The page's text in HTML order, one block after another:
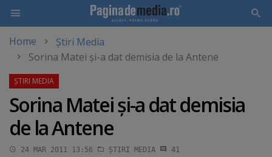
main
Home
Știri Media
Sorina Matei şi-a dat demisia de la Antene
Sorina Matei şi-a dat demisia
de la Antene
24 MAR 2011 13:56 ȘTIRI MEDIA 41